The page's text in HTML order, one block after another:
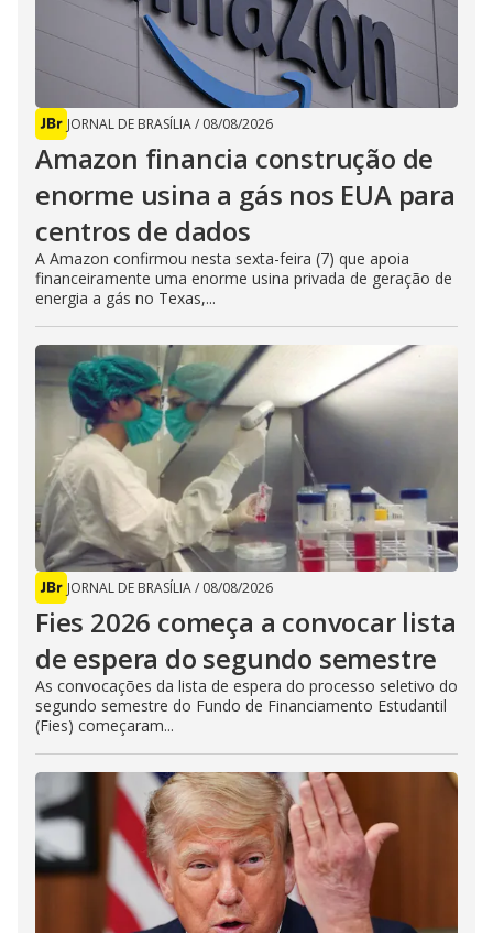
JORNAL DE BRASÍLIA/ 08/08/2026
Amazon financia construção de
enorme usina a gás nos EUA para
centros de dados
A Amazon confirmou nesta sexta-feira (7) que apoia
financeiramente uma enorme usina privada de geração de
energia a gás no Texas,...
JORNAL DE BRASÍLIA/ 08/08/2026
Fies 2026 começa a convocar lista
de espera do segundo semestre
As convocações da lista de espera do processo seletivo do
segundo semestre do Fundo de Financiamento Estudantil
(Fies) começaram...